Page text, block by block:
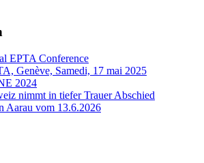
EPTA Conference
Genève, Samedi, 17 mai 2025
2024
nimmt in tiefer Trauer Abschied
Aarau vom 13.6.2026